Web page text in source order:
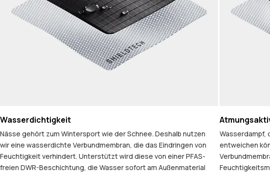
Wasserdichtigkeit
Nässe gehört zum Wintersport wie der Schnee. Deshalb nutzen
wir eine wasserdichte Verbundmembran, die das Eindringen von
Feuchtigkeit verhindert. Unterstützt wird diese von einer PFAS-
freien DWR-Beschichtung, die Wasser sofort am Außenmaterial
Wasserdampf,
entweichen